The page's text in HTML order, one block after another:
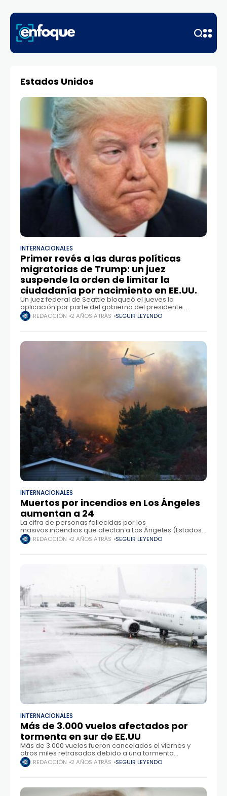
Estados Unidos
INTERNACIONALES
Primer revés a las duras políticas
migratorias de Trump: un juez
suspende la orden de limitar la
ciudadanía por nacimiento en EE.UU.
Un juez federal de Seattle bloqueó el jueves la
aplicación por parte del gobierno del presidente
Donald Trump de una orden ejecutiva que recorta el
derecho a la ciudadanía automática
REDACCIÓN 2 AÑOS ATRÁS SEGUIR LEYENDO
INTERNACIONALES
Muertos por incendios en Los Ángeles
aumentan a 24
La cifra de personas fallecidas por los
masivos incendios que afectan a Los Ángeles (Estados
Unidos) ha aumentado a 24, indicó la tarde del
domingo, la oficina del médico forense del condado.
REDACCIÓN 2 AÑOS ATRÁS SEGUIR LEYENDO
INTERNACIONALES
Más de 3.000 vuelos afectados por
tormenta en sur de EE.UU
Más de 3.000 vuelos fueron cancelados el viernes y
otros miles retrasados debido a una tormenta
invernal en el sur de Estados Unidos, de acuerdo con las
aerolíneas y el sitio web de
REDACCIÓN 2 AÑOS ATRÁS SEGUIR LEYENDO